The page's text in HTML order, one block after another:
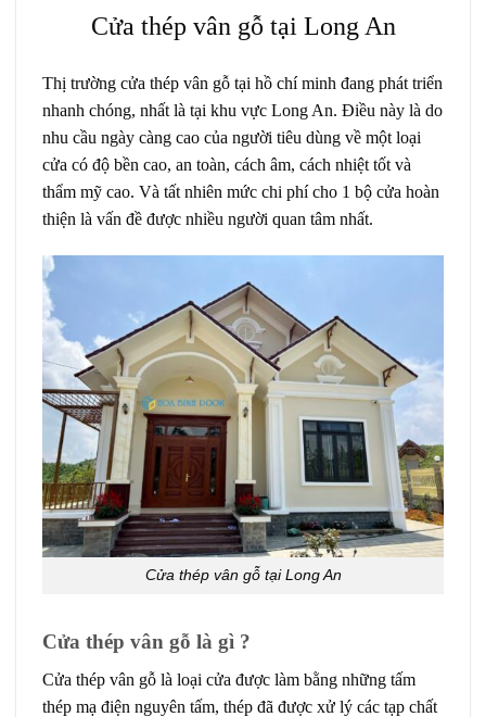
Cửa thép vân gỗ tại Long An
Thị trường cửa thép vân gỗ tại hồ chí minh đang phát triển
nhanh chóng, nhất là tại khu vực Long An. Điều này là do
nhu cầu ngày càng cao của người tiêu dùng về một loại
cửa có độ bền cao, an toàn, cách âm, cách nhiệt tốt và
thẩm mỹ cao. Và tất nhiên mức chi phí cho 1 bộ cửa hoàn
thiện là vấn đề được nhiều người quan tâm nhất.
Cửa thép vân gỗ tại Long An
Cửa thép vân gỗ là gì ?
Cửa thép vân gỗ là loại cửa được làm bằng những tấm
thép mạ điện nguyên tấm, thép đã được xử lý các tạp chất